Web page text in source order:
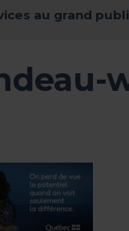
au grand